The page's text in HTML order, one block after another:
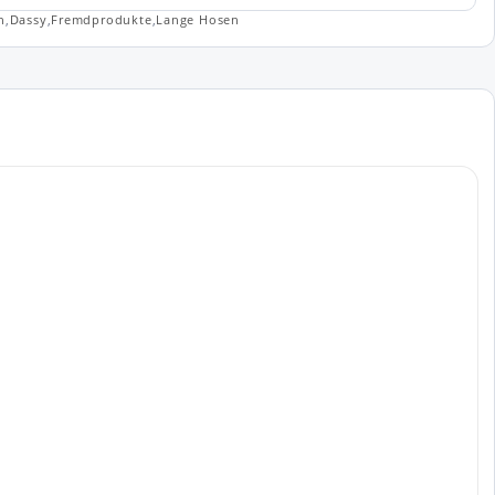
Dassy Fremdprodukte Lange Hosen